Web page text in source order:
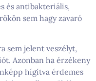
és antibakteriális,
sem hagy zavaró
sem jelent veszélyt,
Azonban ha érzékeny
hígítva érdemes